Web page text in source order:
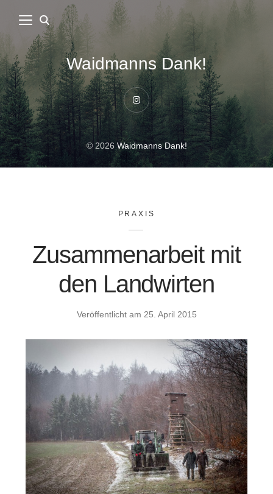
Waidmanns Dank!
Instagram
© 2026Waidmanns Dank!
PRAXIS
Zusammenarbeit mit
den Landwirten
Veröffentlicht am 25. April 2015